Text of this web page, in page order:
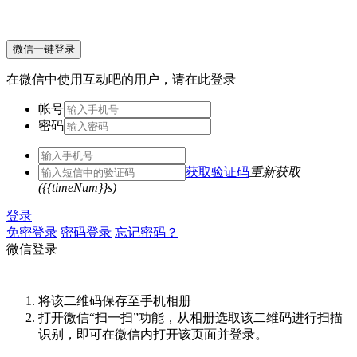
微信一键登录
在微信中使用互动吧的用户，请在此登录
帐号
密码
获取验证码重新获取
({{timeNum}}s)
登录
免密登录 密码登录 忘记密码？
微信登录
将该二维码保存至手机相册
打开微信“扫一扫”功能，从相册选取该二维码进行扫描
识别，即可在微信内打开该页面并登录。